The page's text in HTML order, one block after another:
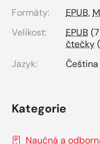
Formáty: EPUB,
Velikost:
EPUB
čtečky
Jazyk:
Čeština
Kategorie
Naučná a